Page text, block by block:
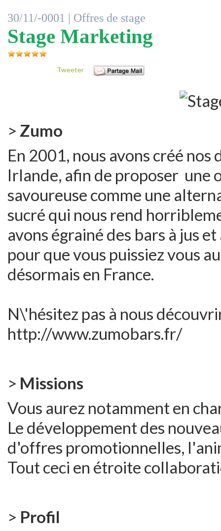
30/11/-0001 | Offres de stage
Stage Marketing
Tweeter
> Zumo
En 2001, nous avons créé
Irlande, afin de proposer une
savoureuse comme une
sucré qui nous rend
avons égrainé des bars à jus
pour que vous puissiez vous
désormais en France.
N\'hésitez pas à nous
http://www.zumobars.fr/
> Missions
Vous aurez notamment en
Le développement des
d'offres promotionnelles,
Tout ceci en étroite
> Profil